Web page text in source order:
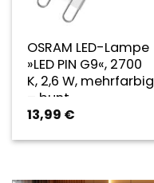
OSRAM LED-Lampe
»LED PIN G9«, 2700
K, 2,6 W, mehrfarbig
– bunt
13,99 €